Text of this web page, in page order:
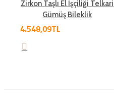
havale ile yapılan ödemeler
hesaba yansımaktadır.
Zirkon Taşlı El Işçiliği Telkari
Gümüş Bileklik
4.548,09TL